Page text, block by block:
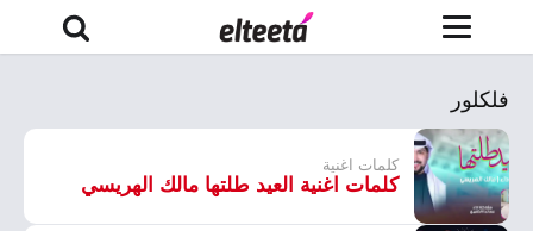
فلكلور
كلمات اغنية
كلمات اغنية العيد طلتها مالك الهريسي